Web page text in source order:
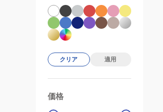
クリア 適用
価格
0